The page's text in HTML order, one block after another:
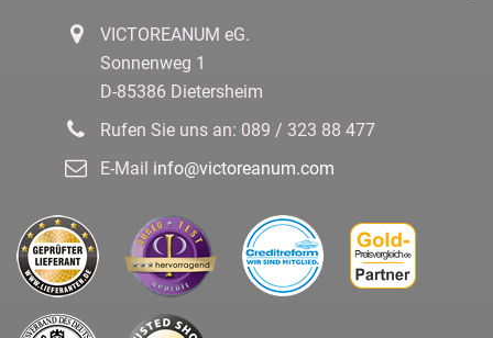
VICTOREANUM eG.
Sonnenweg 1
D-85386 Dietersheim
Rufen Sie uns an: 089 / 323 88 477
E-Mail info@victoreanum.com